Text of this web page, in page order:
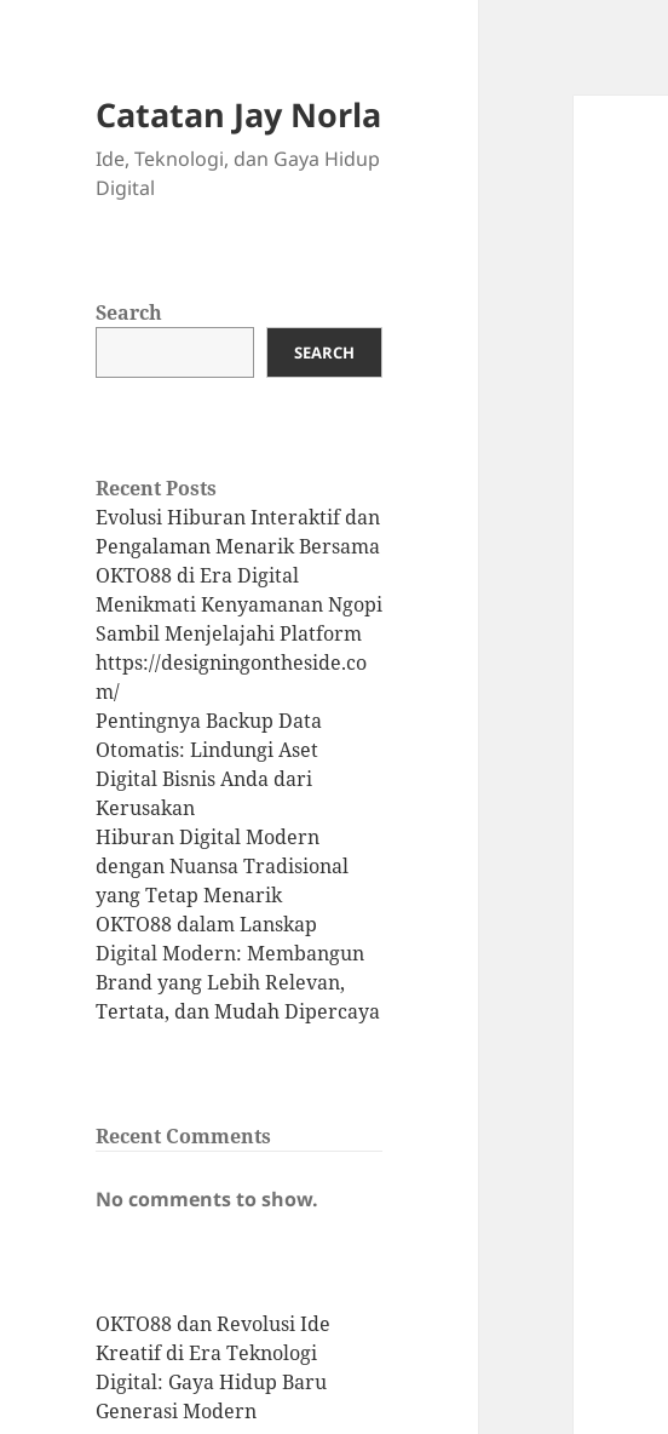
Catatan Jay Norla
Ide, Teknologi, dan Gaya Hidup
Digital
Search
SEARCH
Recent Posts
Evolusi Hiburan Interaktif dan
Pengalaman Menarik Bersama
OKTO88 di Era Digital
Menikmati Kenyamanan Ngopi
Sambil Menjelajahi Platform
https://designingontheside.co
m/
Pentingnya Backup Data
Otomatis: Lindungi Aset
Digital Bisnis Anda dari
Kerusakan
Hiburan Digital Modern
dengan Nuansa Tradisional
yang Tetap Menarik
OKTO88 dalam Lanskap
Digital Modern: Membangun
Brand yang Lebih Relevan,
Tertata, dan Mudah Dipercaya
Recent Comments
No comments to show.
OKTO88 dan Revolusi Ide
Kreatif di Era Teknologi
Digital: Gaya Hidup Baru
Generasi Modern